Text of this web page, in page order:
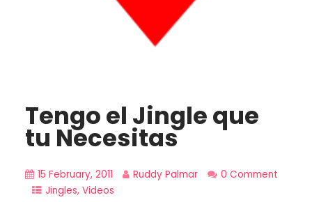
Tengo el Jingle que
tu Necesitas
15 February, 2011 Ruddy Palmar
0 Comment
Jingles, Videos